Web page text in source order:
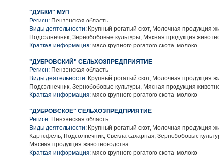
"ДУБКИ" МУП
Регион: Пензенская область
Виды деятельности: Крупный рогатый скот, Молочная продукция
Подсолнечник, Зернобобовые культуры, Мясная продукция
Краткая информация: мясо крупного рогатого скота, молоко
"ДУБРОВСКИЙ" СЕЛЬХОЗПРЕДПРИЯТИЕ
Регион: Пензенская область
Виды деятельности: Крупный рогатый скот, Молочная продукция
Подсолнечник, Зернобобовые культуры, Мясная продукция
Краткая информация: мясо крупного рогатого скота, молоко
"ДУБРОВСКОЕ" СЕЛЬХОЗПРЕДПРИЯТИЕ
Регион: Пензенская область
Виды деятельности: Крупный рогатый скот, Молочная продукция
Картофель, Подсолнечник, Свекла сахарная, Зернобобовые
Мясная продукция животноводства
Краткая информация: мясо крупного рогатого скота, молоко